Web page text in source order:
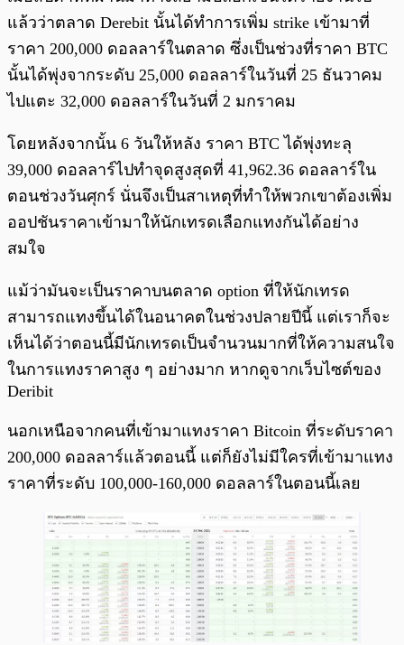
แล้วว่าตลาด Derebit นั้นได้ทำการเพิ่ม strike เข้ามาที่
ราคา 200,000 ดอลลาร์ในตลาด ซึ่งเป็นช่วงที่ราคา BTC
นั้นได้พุ่งจากระดับ 25,000 ดอลลาร์ในวันที่ 25 ธันวาคม
ไปแตะ 32,000 ดอลลาร์ในวันที่ 2 มกราคม
โดยหลังจากนั้น 6 วันให้หลัง ราคา BTC ได้พุ่งทะลุ
39,000 ดอลลาร์ไปทำจุดสูงสุดที่ 41,962.36 ดอลลาร์ใน
ตอนช่วงวันศุกร์ นั่นจึงเป็นสาเหตุที่ทำให้พวกเขาต้องเพิ่ม
ออปชันราคาเข้ามาให้นักเทรดเลือกแทงกันได้อย่าง
สมใจ
แม้ว่ามันจะเป็นราคาบนตลาด option ที่ให้นักเทรด
สามารถแทงขึ้นได้ในอนาคตในช่วงปลายปีนี้ แต่เราก็จะ
เห็นได้ว่าตอนนี้มีนักเทรดเป็นจำนวนมากที่ให้ความสนใจ
ในการแทงราคาสูง ๆ อย่างมาก หากดูจากเว็บไซต์ของ
Deribit
นอกเหนือจากคนที่เข้ามาแทงราคา Bitcoin ที่ระดับราคา
200,000 ดอลลาร์แล้วตอนนี้ แต่ก็ยังไม่มีใครที่เข้ามาแทง
ราคาที่ระดับ 100,000-160,000 ดอลลาร์ในตอนนี้เลย